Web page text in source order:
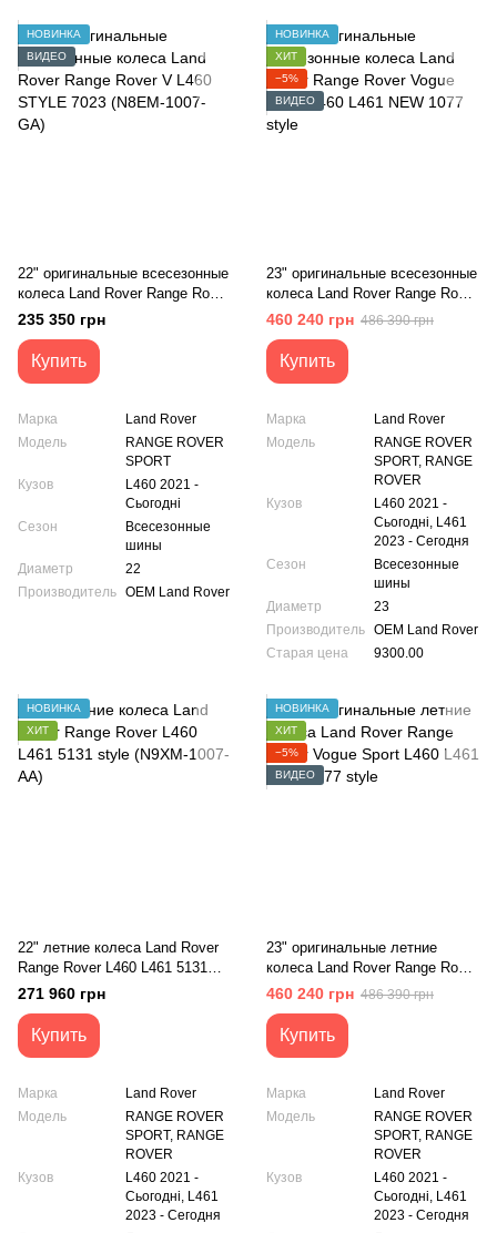
НОВИНКА
ВИДЕО
22" оригинальные всесезонные
колеса Land Rover Range Rover
V L460 STYLE 7023 (N8EM-
235 350 грн
Купить
Марка
Land Rover
Модель
RANGE ROVER
SPORT
Кузов
L460 2021 -
Сьогодні
Сезон
Всесезонные
шины
Диаметр
22
Производитель OEM Land Rover
НОВИНКА
ХИТ
−5%
ВИДЕО
23" оригинальные всесезонные
колеса Land Rover Range Rover
Vogue Sport L460 L461 NEW
460 240 грн 486 390 грн
Купить
Марка
Land Rover
Модель
RANGE ROVER
SPORT, RANGE
ROVER
Кузов
L460 2021 -
Сьогодні, L461
2023 - Сегодня
Сезон
Всесезонные
шины
Диаметр
23
Производитель OEM Land Rover
Старая цена
9300.00
НОВИНКА
ХИТ
22" летние колеса Land Rover
Range Rover L460 L461 5131
style (N9XM-1007-AA)
271 960 грн
Купить
Марка
Land Rover
Модель
RANGE ROVER
SPORT, RANGE
ROVER
Кузов
L460 2021 -
Сьогодні, L461
2023 - Сегодня
НОВИНКА
ХИТ
−5%
ВИДЕО
23" оригинальные летние
колеса Land Rover Range Rover
Vogue Sport L460 L461 NEW
460 240 грн 486 390 грн
Купить
Марка
Land Rover
Модель
RANGE ROVER
SPORT, RANGE
ROVER
Кузов
L460 2021 -
Сьогодні, L461
2023 - Сегодня